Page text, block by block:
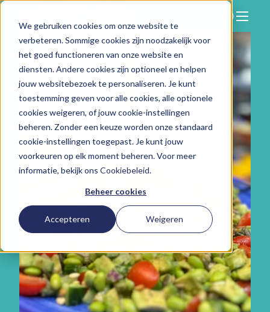
We gebruiken cookies om onze website te
verbeteren. Sommige cookies zijn noodzakelijk voor
het goed functioneren van onze website en
diensten. Andere cookies zijn optioneel en helpen
jouw websitebezoek te personaliseren. Je kunt
toestemming geven voor alle cookies, alle optionele
cookies weigeren, of jouw cookie-instellingen
beheren. Zonder een keuze worden onze standaard
cookie-instellingen toegepast. Je kunt jouw
voorkeuren op elk moment beheren. Voor meer
informatie, bekijk ons Cookiebeleid.
Beheer cookies
Accepteren Weigeren
Hier vind je ons
Onze aanpak
Over Vitam
Nieuws
Contact
Werken bij
Zoeken